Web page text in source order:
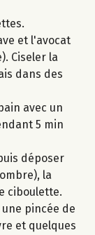
et l'avocat
Ciseler la
dans des
avec un
5 min
déposer
la
ciboulette.
pincée de
et quelques